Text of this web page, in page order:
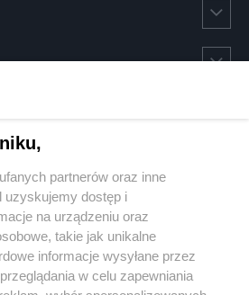
partnerów oraz inne
uzyskujemy dostęp i
na urządzeniu oraz
takie jak unikalne
informacje wysyłane przez
w celu zapewniania